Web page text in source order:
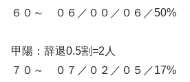
６０～ ０６／００／０６／50%
甲陽：辞退0.5割=2人
７０～ ０７／０２／０５／17%